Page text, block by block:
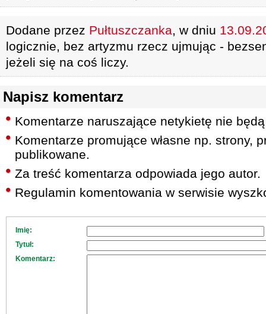
Dodane przez Pułtuszczanka, w dniu
logicznie, bez artyzmu rzecz ujmując -
jeżeli się na coś liczy.
Napisz komentarz
Komentarze naruszające netykietę nie
Komentarze promujące własne np. strony,
publikowane.
Za treść komentarza odpowiada jego autor.
Regulamin komentowania w serwisie
Imię:
Tytuł:
Komentarz: